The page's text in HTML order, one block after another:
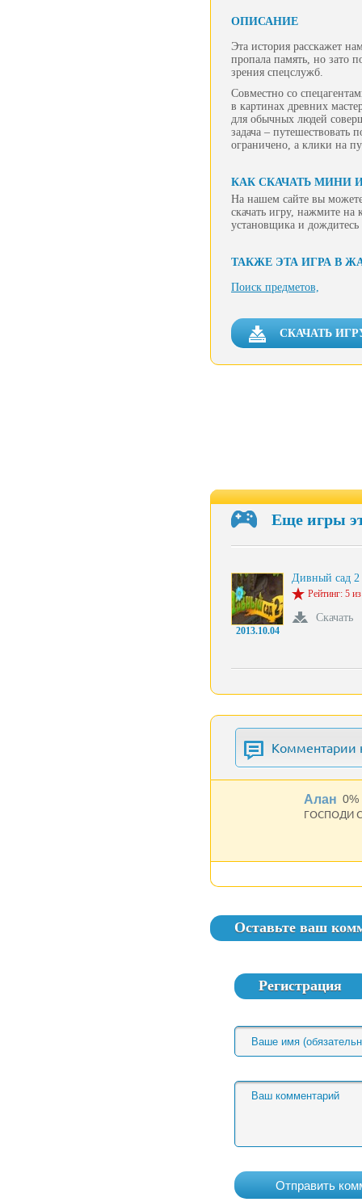
ОПИСАНИЕ
Эта история расскажет
пропала память, но зато
зрения спецслужб.
Совместно со
в картинах древних
для обычных людей
задача –
ограничено, а клики на
КАК СКАЧАТЬ МИНИ
На нашем сайте вы
скачать игру, нажмите на
установщика и
ТАКЖЕ ЭТА ИГРА В
Поиск предметов,
СКАЧАТЬ
Еще игры
2013.10.04
Дивный сад 2
Рейтинг: 5
Скачать
Комментарии
Алан 0%
ГОСПОДИ
Оставьте ваш
Регистрация